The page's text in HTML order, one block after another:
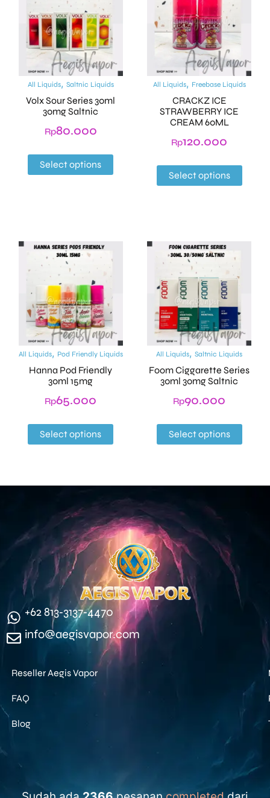
All Liquids, Saltnic Liquids
Volx Sour Series 30ml
30mg Saltnic
Rp80.000
Select options
All Liquids, Freebase Liquids
CRACKZ ICE
STRAWBERRY ICE
CREAM 60ML
Rp120.000
Select options
All Liquids, Pod Friendly Liquids
Hanna Pod Friendly
30ml 15mg
Rp65.000
Select options
All Liquids,Saltnic Liquids
Foom Ciggarette Series
30ml 30mg Saltnic
Rp90.000
Select options
‪+62 813‑3137‑4470‬
info@aegisvapor.com
Reseller Aegis Vapor
FAQ
Blog